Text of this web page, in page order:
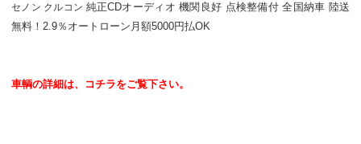
セノン クルコン 純正CDオーディオ 機関良好 点検整備付 全国納車 陸送
無料！2.9％オートローン月額5000円払OK
車輌の詳細は、コチラをご覧下さい。